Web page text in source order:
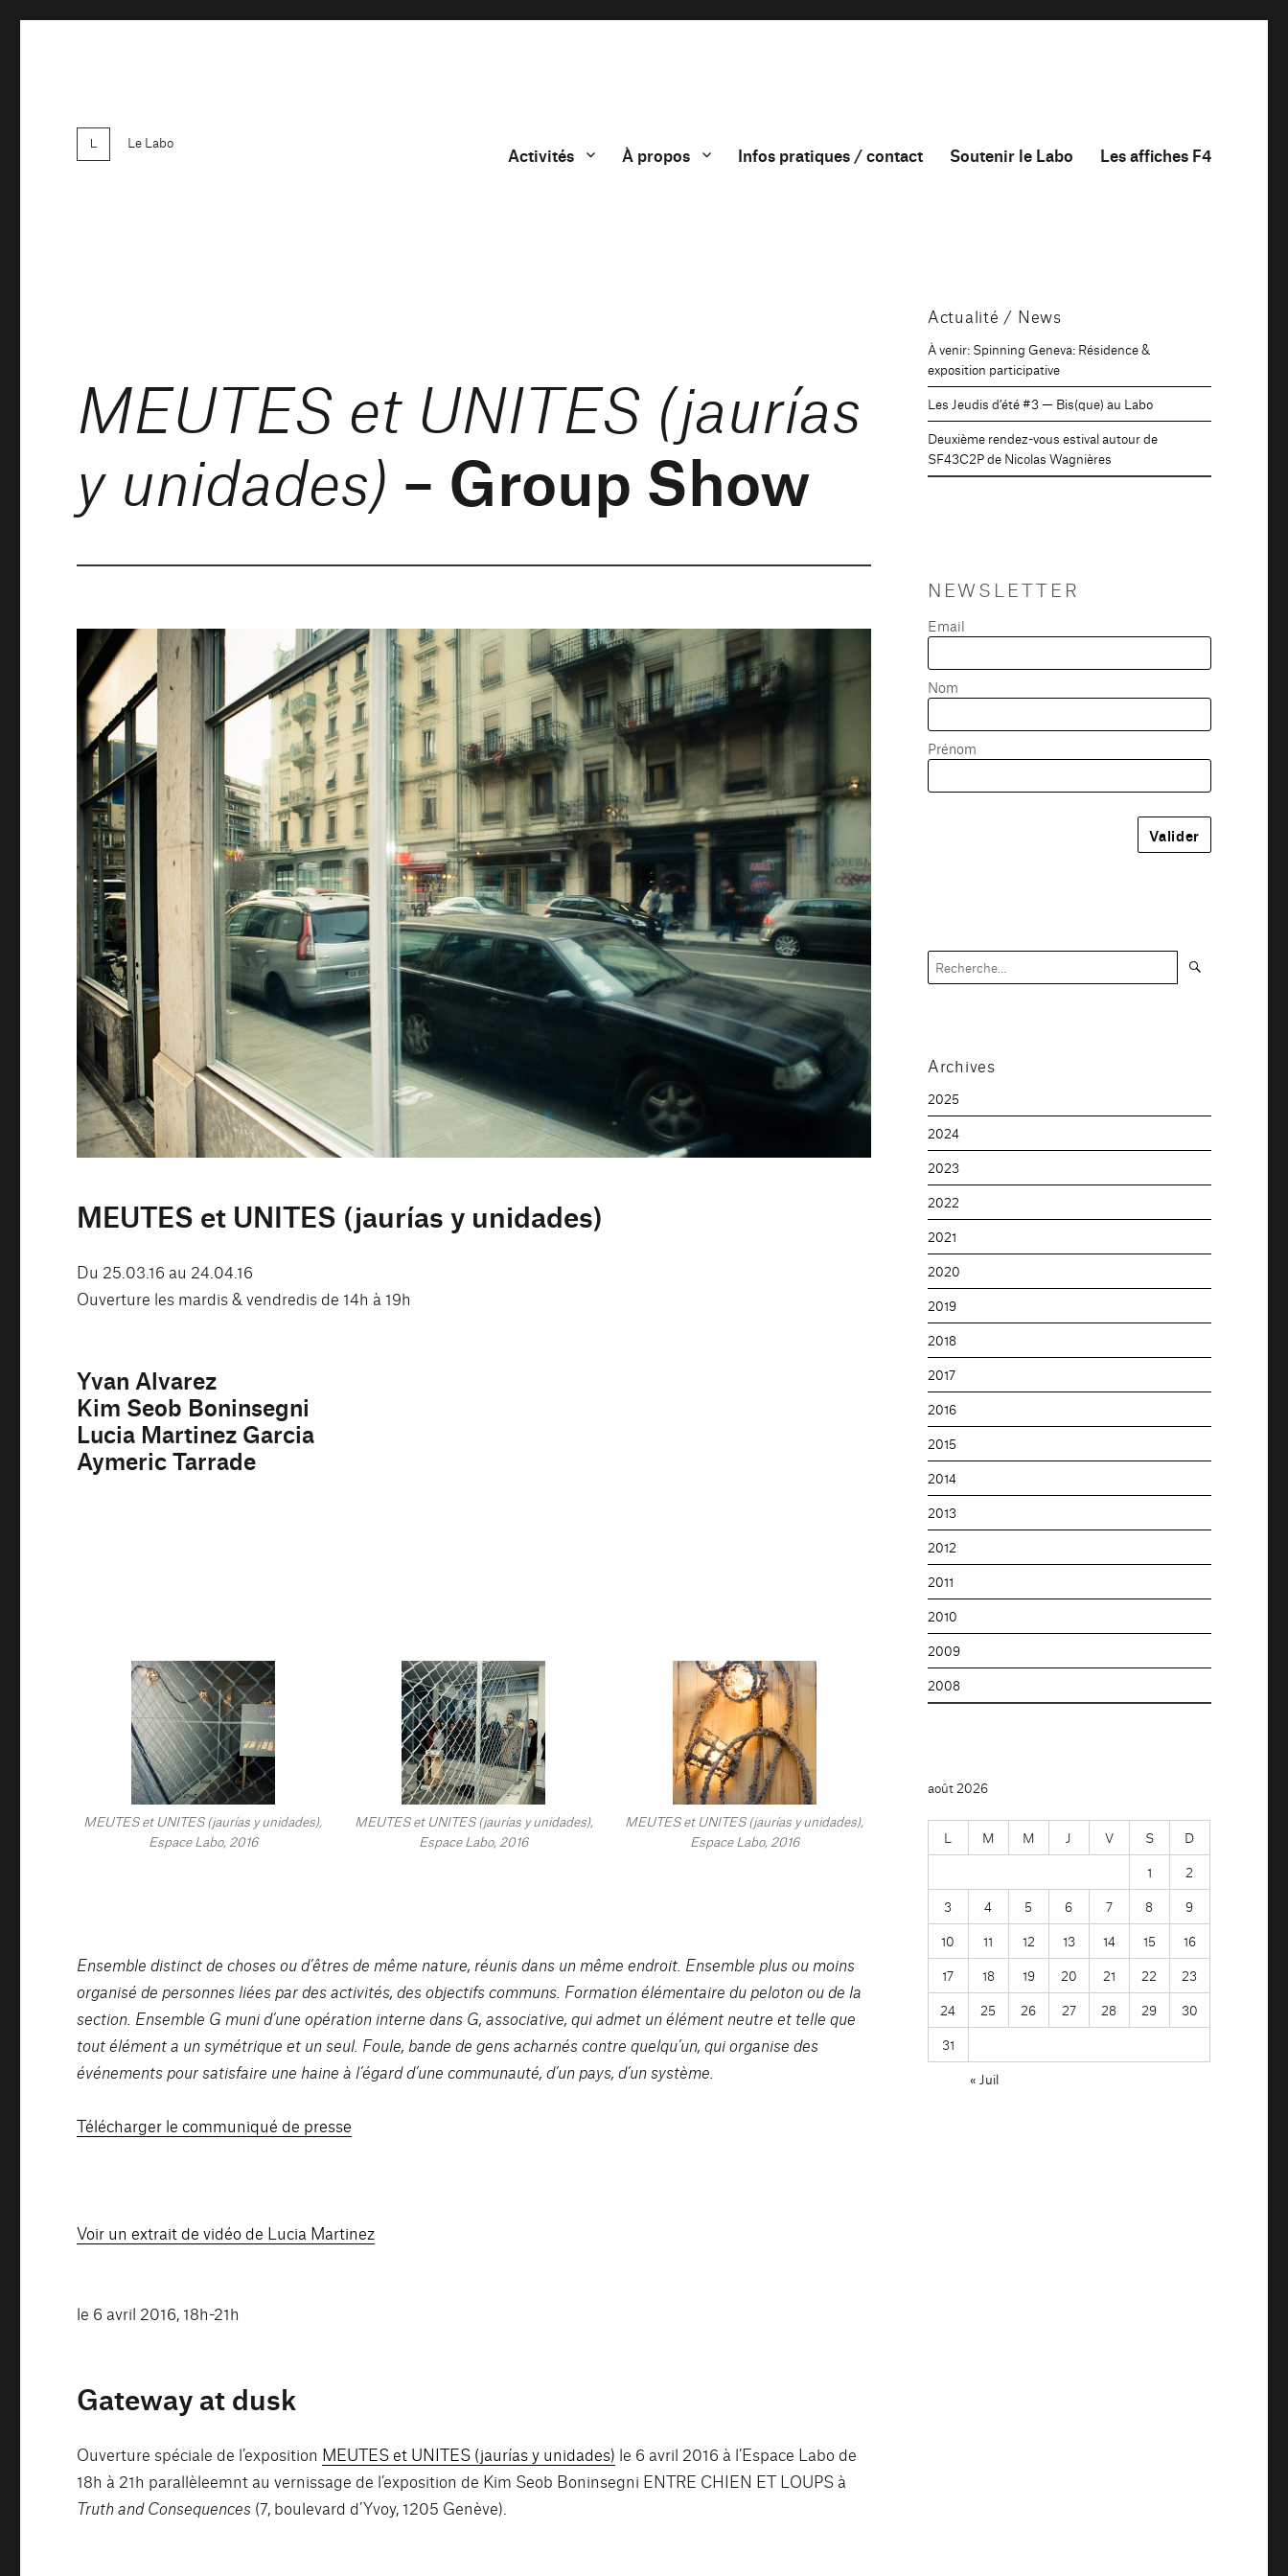
Le Labo
Activités À propos Infos pratiques / contact Soutenir le Labo Les affiches F4
MEUTES et UNITES (jaurías
y unidades) – Group Show
MEUTES et UNITES (jaurías y unidades)
Du 25.03.16 au 24.04.16
Ouverture les mardis & vendredis de 14h à 19h
Yvan Alvarez
Kim Seob Boninsegni
Lucia Martinez Garcia
Aymeric Tarrade
MEUTES et UNITES (jaurías y unidades),
Espace Labo, 2016
MEUTES et UNITES (jaurías y unidades),
Espace Labo, 2016
MEUTES et UNITES (jaurías y unidades),
Espace Labo, 2016
Ensemble distinct de choses ou d’êtres de même nature, réunis dans un même endroit. Ensemble plus ou moins
organisé de personnes liées par des activités, des objectifs communs. Formation élémentaire du peloton ou de la
section. Ensemble G muni d’une opération interne dans G, associative, qui admet un élément neutre et telle que
tout élément a un symétrique et un seul. Foule, bande de gens acharnés contre quelqu’un, qui organise des
événements pour satisfaire une haine à l’égard d’une communauté, d’un pays, d’un système.
Télécharger le communiqué de presse
Voir un extrait de vidéo de Lucia Martinez
le 6 avril 2016, 18h-21h
Gateway at dusk
Ouverture spéciale de l’exposition MEUTES et UNITES (jaurías y unidades) le 6 avril 2016 à l’Espace Labo de
18h à 21h parallèleemnt au vernissage de l’exposition de Kim Seob Boninsegni ENTRE CHIEN ET LOUPS à
Truth and Consequences (7, boulevard d’Yvoy, 1205 Genève).
Actualité / News
À venir: Spinning Geneva: Résidence &
exposition participative
Les Jeudis d’été #3 — Bis(que) au Labo
Deuxième rendez-vous estival autour de
SF43C2P de Nicolas Wagnières
NEWSLETTER
Email
Nom
Prénom
Recherche
pour :
Archives
2025
2024
2023
2022
2021
2020
2019
2018
2017
2016
2015
2014
2013
2012
2011
2010
2009
2008
août 2026
L M M J V S
D
1
2
3
4 5 6 7 8
9
10
11 12 13 14 15
16
17
18 19 20 21 22
23
24
25 26 27 28 29
30
31
« Juil